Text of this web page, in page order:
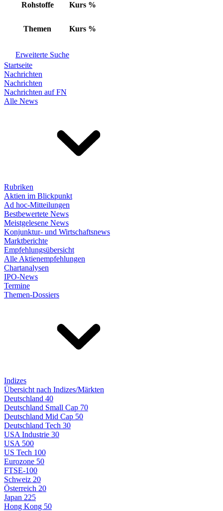
Rohstoffe Kurs %
Themen Kurs %
Erweiterte Suche
Startseite
Nachrichten
Nachrichten
Nachrichten auf FN
Alle News
Rubriken
Aktien im Blickpunkt
Ad hoc-Mitteilungen
Bestbewertete News
Meistgelesene News
Konjunktur- und Wirtschaftsnews
Marktberichte
Empfehlungsübersicht
Alle Aktienempfehlungen
Chartanalysen
IPO-News
Termine
Themen-Dossiers
Indizes
Übersicht nach Indizes/Märkten
Deutschland 40
Deutschland Small Cap 70
Deutschland Mid Cap 50
Deutschland Tech 30
USA Industrie 30
USA 500
US Tech 100
Eurozone 50
FTSE-100
Schweiz 20
Österreich 20
Japan 225
Hong Kong 50